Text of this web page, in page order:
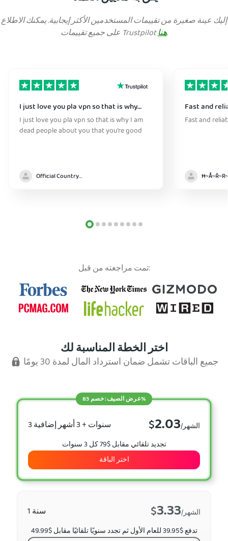
إليك عينة صغيرة من تقييمات المستخدمين الأكثر إيجابية. يمكنك الاطلاع
على جميع تقييمات Trustpilotهنا.
I just love you pla vpn so that is why…
I just love you pla vpn so that is why I am
dead people about you that you’re good
Official Country model
Fast and
Fast and
تمت مراجعته من قبل:
اختر الخطة المناسبة لك
جميع الباقات تشمل ضمان استرداد المال لمدة 30 يومًا
3 سنوات + 3 أشهر إضافية $2.03 /الشهر
عرض الصيف: خصم 83%
تجديد تلقائي مقابل $79 كل 3 سنوات
اختر الباقة
1 سنة $3.33 /الشهر
تدفع $39.95 للعام الأول ثم تجدد سنويًا تلقائيًا مقابل $49.99